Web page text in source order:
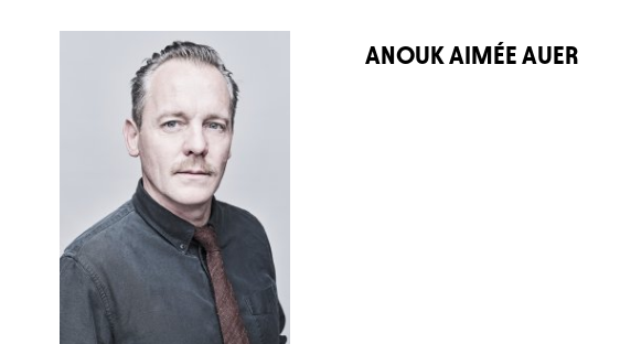
ANOUK AIMÉE AUER